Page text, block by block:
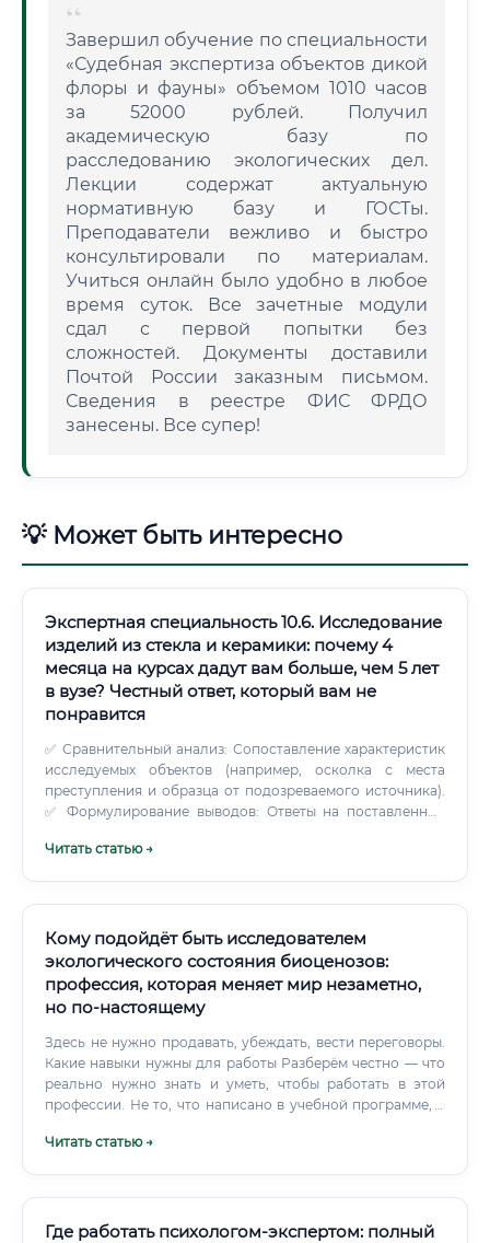
Завершил обучение по специальности
«Судебная экспертиза объектов дикой
флоры и фауны» объемом 1010 часов
за 52000 рублей. Получил
академическую базу по
расследованию экологических дел.
Лекции содержат актуальную
нормативную базу и ГОСТы.
Преподаватели вежливо и быстро
консультировали по материалам.
Учиться онлайн было удобно в любое
время суток. Все зачетные модули
сдал с первой попытки без
сложностей. Документы доставили
Почтой России заказным письмом.
Сведения в реестре ФИС ФРДО
занесены. Все супер!
💡 Может быть интересно
Экспертная специальность 10.6. Исследование
изделий из стекла и керамики: почему 4
месяца на курсах дадут вам больше, чем 5 лет
в вузе? Честный ответ, который вам не
понравится
✅ Сравнительный анализ: Сопоставление характеристик
исследуемых объектов (например, осколка с места
преступления и образца от подозреваемого источника).
✅ Формулирование выводов: Ответы на поставленные
Составление экспертного заключения: Подробное
Читать статью →
Кому подойдёт быть исследователем
экологического состояния биоценозов:
профессия, которая меняет мир незаметно,
но по-настоящему
Здесь не нужно продавать, убеждать, вести переговоры.
Какие навыки нужны для работы Разберём честно — что
реально нужно знать и уметь, чтобы работать в этой
профессии. Не то, что написано в учебной программе, а
Читать статью →
Где работать психологом-экспертом: полный